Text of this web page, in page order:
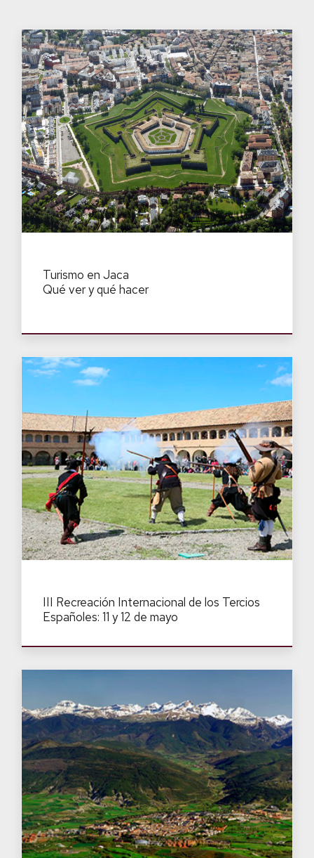
Turismo en Jaca
Qué ver y qué hacer
III Recreación Internacional de los Tercios
Españoles: 11 y 12 de mayo